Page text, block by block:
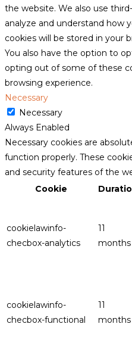
the website. We also use
analyze and understand how
cookies will be stored in your
You also have the option to
opting out of some of these
browsing experience.
Necessary
Necessary
Always Enabled
Necessary cookies are
function properly. These
and security features of the
Cookie
cookielawinfo-
checbox-analytics
11
months
cookielawinfo-
checbox-functional
11
months